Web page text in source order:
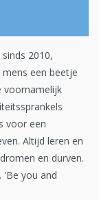
2010,
een beetje
voornamelijk
voor een
Altijd leren en
en durven.
'Be you and